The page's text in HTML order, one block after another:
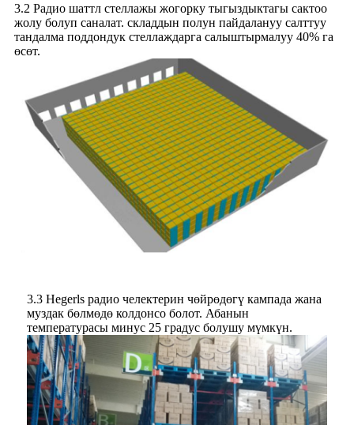
3.2 Радио шаттл стеллажы жогорку тыгыздыктагы сактоо
жолу болуп саналат. складдын полун пайдалануу салттуу
тандалма поддондук стеллаждарга салыштырмалуу 40% га
өсөт.
3.3 Hegerls радио челектерин чөйрөдөгү кампада жана
муздак бөлмөдө колдонсо болот. Абанын
температурасы минус 25 градус болушу мүмкүн.